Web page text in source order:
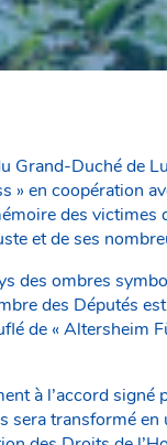
Grand-Duché de
» en coopération
des
et de ses
des ombres
des Députés
de « Altersheim
à l’accord signé
sera transformé